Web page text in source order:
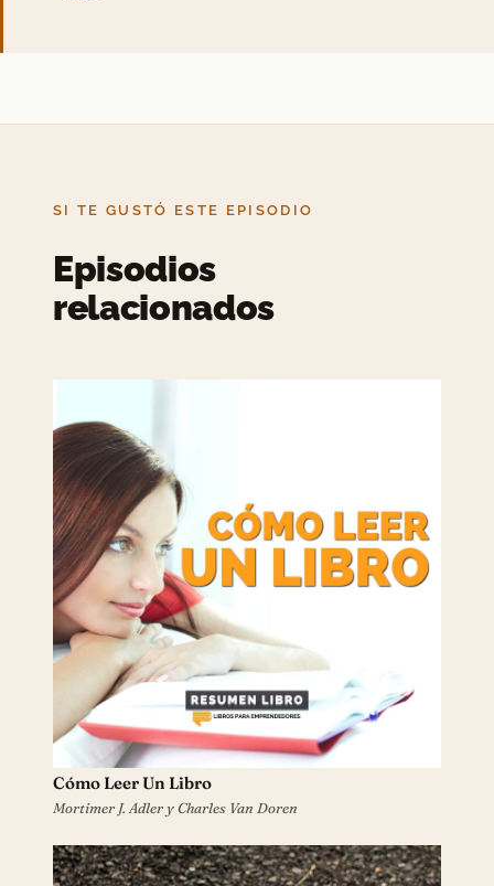
SI TE GUSTÓ ESTE EPISODIO
Episodios
relacionados
Cómo Leer Un Libro
Mortimer J. Adler y Charles Van Doren